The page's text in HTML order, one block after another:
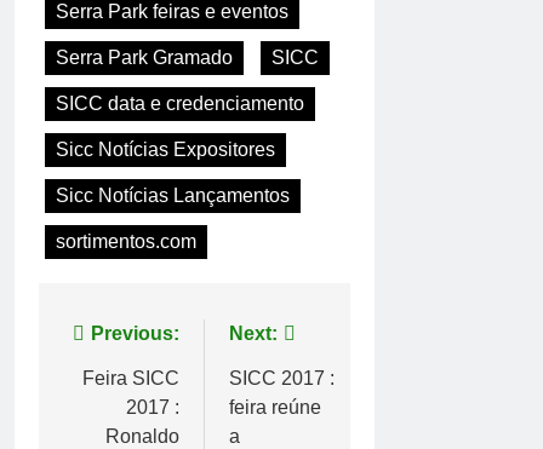
Serra Park feiras e eventos
Serra Park Gramado SICC
SICC data e credenciamento
Sicc Notícias Expositores
Sicc Notícias Lançamentos
sortimentos.com
Navegação
de
Post
Previous:
Feira SICC
2017 :
Ronaldo
Next:
SICC 2017 :
feira reúne
a